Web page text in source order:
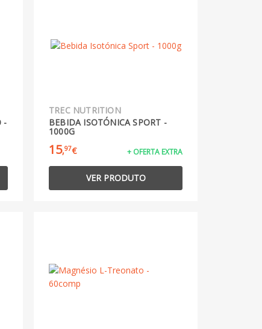
-
TREC NUTRITION
BEBIDA ISOTÓNICA SPORT -
1000G
15,97€ + OFERTA EXTRA
VER PRODUTO